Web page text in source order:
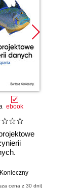
ebook
i dobre
cena z 30 dni)